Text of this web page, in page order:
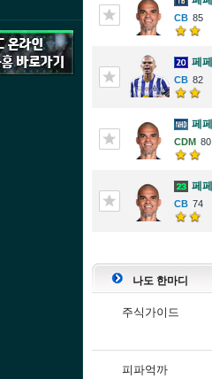
85
페페
82
페페
80
페페
74
나도 한마디
주식가이드
피파억까